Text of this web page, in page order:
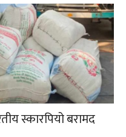
स्कारपियो बरामद